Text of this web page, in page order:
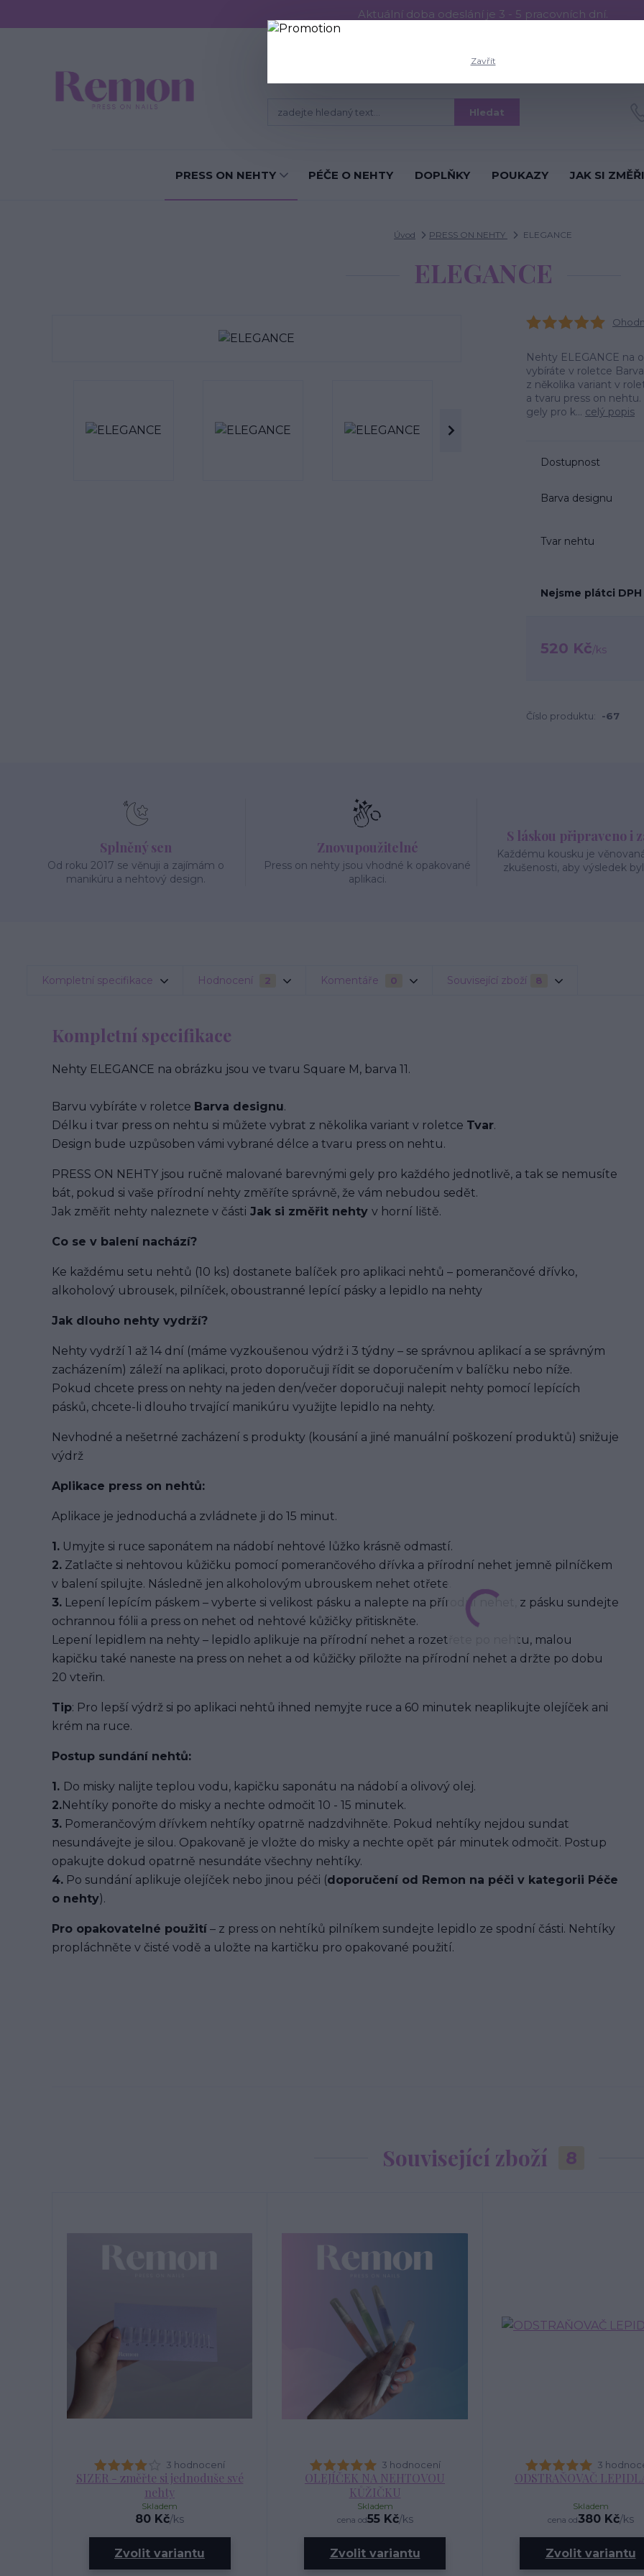
Aktuální doba odeslání je 3 - 5 pracovních dní.
Hledat
PRESS ON NEHTY PÉČE O NEHTY DOPLŇKY POUKAZY JAK SI
Úvod PRESS ON NEHTY ELEGANCE
ELEGANCE
Nehty ELEGANCE na
vybíráte v roletce
z několika variant v
a tvaru press on
gely pro k... celý popis
Dostupnost
Barva designu
Tvar nehtu
Nejsme plátci DPH
520 Kč/ks
Číslo produktu: -67
Splněný sen
Od roku 2017 se věnuji a zajímám o
manikúru a nehtový design.
Znovupoužitelné
Press on nehty jsou vhodné k opakované
aplikaci.
S láskou připraveno i
Každému kousku je
zkušenosti, aby výsledek
Kompletní specifikace Hodnocení 2 Komentáře 0 Související zboží 8
Kompletní specifikace
Nehty ELEGANCE na obrázku jsou ve tvaru Square M, barva 11.
Barvu vybíráte v roletce Barva designu.
Délku i tvar press on nehtu si můžete vybrat z několika variant v roletce Tvar.
Design bude uzpůsoben vámi vybrané délce a tvaru press on nehtu.
PRESS ON NEHTY jsou ručně malované barevnými gely pro každého jednotlivě, a tak se nemusíte
bát, pokud si vaše přírodní nehty změříte správně, že vám nebudou sedět.
Jak změřit nehty naleznete v části Jak si změřit nehty v horní liště.
Co se v balení nachází?
Ke každému setu nehtů (10 ks) dostanete balíček pro aplikaci nehtů – pomerančové dřívko,
alkoholový ubrousek, pilníček, oboustranné lepící pásky a lepidlo na nehty
Jak dlouho nehty vydrží?
Nehty vydrží 1 až 14 dní (máme vyzkoušenou výdrž i 3 týdny – se správnou aplikací a se správným
zacházením) záleží na aplikaci, proto doporučuji řídit se doporučením v balíčku nebo níže.
Pokud chcete press on nehty na jeden den/večer doporučuji nalepit nehty pomocí lepících
pásků, chcete-li dlouho trvající manikúru využijte lepidlo na nehty.
Nevhodné a nešetrné zacházení s produkty (kousání a jiné manuální poškození produktů) snižuje
výdrž
Aplikace press on nehtů:
Aplikace je jednoduchá a zvládnete ji do 15 minut.
1. Umyjte si ruce saponátem na nádobí nehtové lůžko krásně odmastí.
2. Zatlačte si nehtovou kůžičku pomocí pomerančového dřívka a přírodní nehet jemně pilníčkem
v balení spilujte. Následně jen alkoholovým ubrouskem nehet otřete.
3. Lepení lepícím páskem – vyberte si velikost pásku a nalepte na přírodní nehet, z pásku sundejte
ochrannou fólii a press on nehet od nehtové kůžičky přitiskněte.
Lepení lepidlem na nehty – lepidlo aplikuje na přírodní nehet a rozetřete po nehtu, malou
kapičku také naneste na press on nehet a od kůžičky přiložte na přírodní nehet a držte po dobu
20 vteřin.
Tip: Pro lepší výdrž si po aplikaci nehtů ihned nemyjte ruce a 60 minutek neaplikujte olejíček ani
krém na ruce.
Postup sundání nehtů:
1. Do misky nalijte teplou vodu, kapičku saponátu na nádobí a olivový olej.
2.Nehtíky ponořte do misky a nechte odmočit 10 - 15 minutek.
3. Pomerančovým dřívkem nehtíky opatrně nadzdvihněte. Pokud nehtíky nejdou sundat
nesundávejte je silou. Opakovaně je vložte do misky a nechte opět pár minutek odmočit. Postup
opakujte dokud opatrně nesundáte všechny nehtíky.
4. Po sundání aplikuje olejíček nebo jinou péči (doporučení od Remon na péči v kategorii Péče
o nehty).
Pro opakovatelné použití – z press on nehtíků pilníkem sundejte lepidlo ze spodní části. Nehtíky
propláchněte v čisté vodě a uložte na kartičku pro opakované použití.
Související zboží 8
3 hodnocení
SIZER - změřte si jednoduše své
nehty
80 Kč/ks
Skladem
Zvolit variantu
3 hodnocení
OLEJÍČEK NA NEHTOVOU
KŮŽIČKU
cena od55 Kč/ks
Skladem
Zvolit variantu
3
ODSTRAŇOVAČ
cena od380 Kč/ks
Skladem
Zvolit variantu
Zavřít